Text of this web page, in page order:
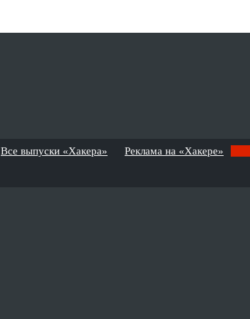
Все выпуски «Хакера» Реклама на «Хакере»